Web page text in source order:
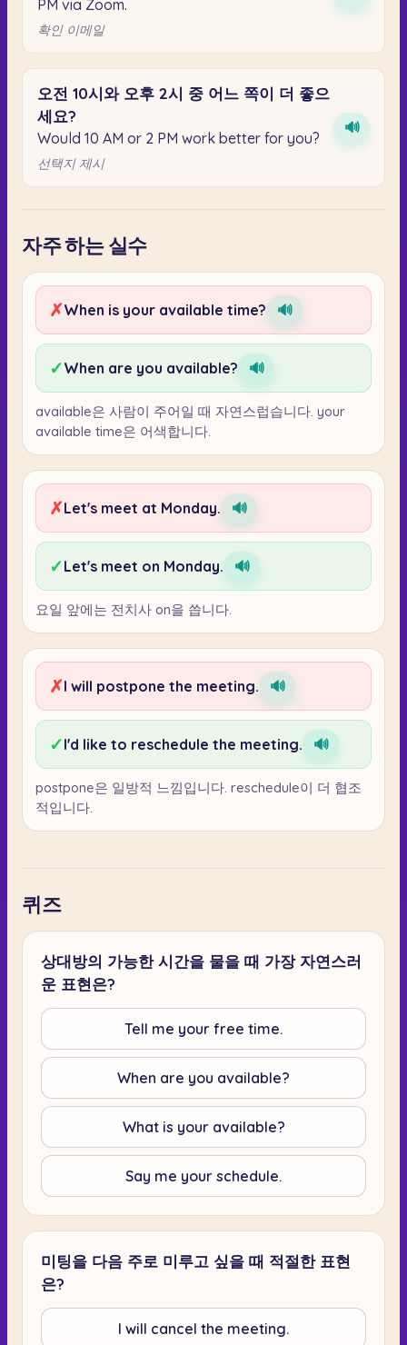
PM via Zoom.
확인 이메일
오전 10시와 오후 2시 중 어느 쪽이 더 좋으
세요?
Would 10 AM or 2 PM work better for you?
선택지 제시
🔊
자주 하는 실수
✗When is your available time? 🔊
✓When are you available? 🔊
available은 사람이 주어일 때 자연스럽습니다. your
available time은 어색합니다.
✗Let's meet at Monday. 🔊
✓Let's meet on Monday. 🔊
요일 앞에는 전치사 on을 씁니다.
✗I will postpone the meeting. 🔊
✓I'd like to reschedule the meeting. 🔊
postpone은 일방적 느낌입니다. reschedule이 더 협조
적입니다.
퀴즈
상대방의 가능한 시간을 물을 때 가장 자연스러
운 표현은?
Tell me your free time.
When are you available?
What is your available?
Say me your schedule.
미팅을 다음 주로 미루고 싶을 때 적절한 표현
은?
I will cancel the meeting.